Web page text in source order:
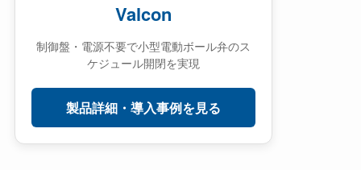
Valcon
制御盤・電源不要で小型電動ボール弁のス
ケジュール開閉を実現
製品詳細・導入事例を見る